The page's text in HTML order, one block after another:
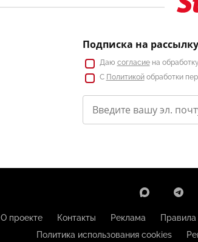
Подписка на рассылку
Даю согласиена
С Политикойобработки
О проекте Контакты Реклама Правила
Политика использования cookies